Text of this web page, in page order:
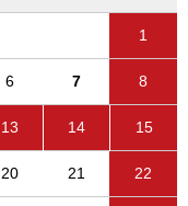
1
6 7 8
13 14 15
20 21 22